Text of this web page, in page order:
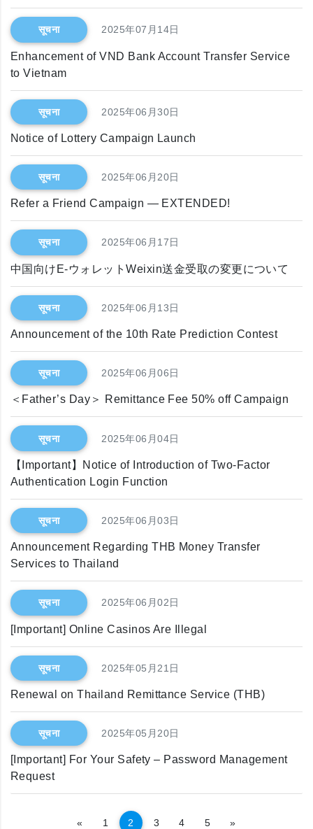
सूचना 2025年07月14日
Enhancement of VND Bank Account Transfer Service
to Vietnam
सूचना 2025年06月30日
Notice of Lottery Campaign Launch
सूचना 2025年06月20日
Refer a Friend Campaign ― EXTENDED!
सूचना 2025年06月17日
中国向けE-ウォレットWeixin送金受取の変更について
सूचना 2025年06月13日
Announcement of the 10th Rate Prediction Contest
सूचना 2025年06月06日
＜Father’s Day＞ Remittance Fee 50% off Campaign
सूचना 2025年06月04日
【Important】Notice of Introduction of Two-Factor
Authentication Login Function
सूचना 2025年06月03日
Announcement Regarding THB Money Transfer
Services to Thailand
सूचना 2025年06月02日
[Important] Online Casinos Are Illegal
सूचना 2025年05月21日
Renewal on Thailand Remittance Service (THB)
सूचना 2025年05月20日
[Important] For Your Safety – Password Management
Request
« अघिल्लो1 2 3 4 5 »अर्को